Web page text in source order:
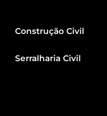
Construção Civil
Serralharia Civil